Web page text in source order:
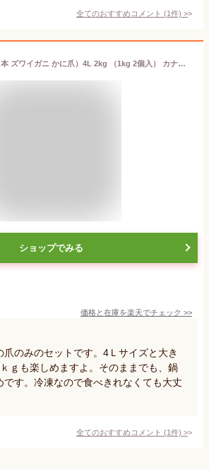
全てのおすすめコメント (1件) >
カニ爪（ボイル 本 ズワイガニ かに爪）4L 2kg （1kg 2個入） カナダ産 殻付き 特大サイズ【送料無料】北海道、沖縄へは700円加算 極上品 食欲の秋 グルメ 季節のギフト お歳暮 帰省暮 おつまみ お取り寄せ 酒の肴 プレゼント
ショップでみる
価格と在庫を楽天でチェック >>
爪のみのセットです。4Ｌサイズと大き
ｇも楽しめますよ。そのままでも、鍋
です。冷凍なので食べきれなくても大丈
全てのおすすめコメント (1件) >